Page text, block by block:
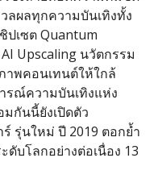
ลผลทุกความบันเทิงทั้ง
ปเซต Quantum
Upscaling นวัตกรรม
พคอนเทนต์ให้ใกล้
รณ์ความบันเทิงแห่ง
กันนี้ยังเปิดตัว
รุ่นใหม่ ปี 2019 ตอกย้ำ
บโลกอย่างต่อเนื่อง 13